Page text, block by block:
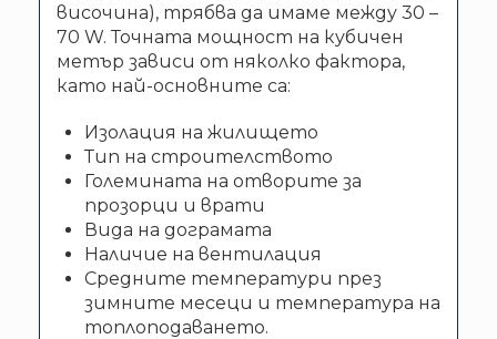
височина), трябва да имаме между 30 –
70 W. Точната мощност на кубичен
метър зависи от няколко фактора,
като най-основните са:
Изолация на жилището
Тип на строителството
Големината на отворите за
прозорци и врати
Вида на дограмата
Наличие на вентилация
Средните температури през
зимните месеци и температура на
топлоподаването.